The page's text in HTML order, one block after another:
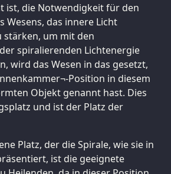
ist, die Notwendigkeit für den
Wesens, das innere Licht
um mit den
spiralierenden Lichtenergie
wird das Wesen in das gesetzt,
Position in diesem
Objekt genannt hast. Dies
und ist der Platz der
Platz, der die Spirale, wie sie in
ist die geeignete